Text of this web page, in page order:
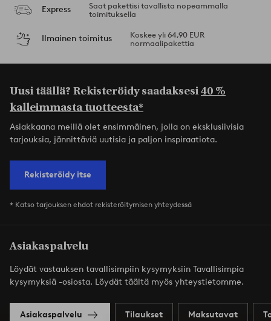
Express
Saat pakettisi tavallista nopeammalla
toimituksella
Ilmainen toimitus
Koskee yli 64,90 EUR
normaalipakettia
Uusi täällä? Rekisteröidy saadaksesi40 %
kalleimmasta tuotteesta*
Asiakkaana meillä olet ensimmäinen, jolla on eksklusiivisia
tarjouksia, jännittäviä uutisia ja paljon inspiraatiota.
Rekisteröidy itse
* Katso tarjouksen ehdot rekisteröitymisen yhteydessä
Asiakaspalvelu
Löydät vastauksen tavallisimpiin kysymyksiin Tavallisimpia
kysymyksiä -osiosta. Löydät täältä myös yhteystietomme.
Asiakaspalvelu Tilaukset Maksutavat